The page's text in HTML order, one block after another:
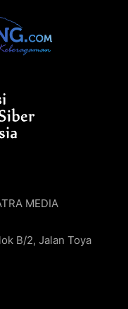
MEDIA
B/2, Jalan Toya